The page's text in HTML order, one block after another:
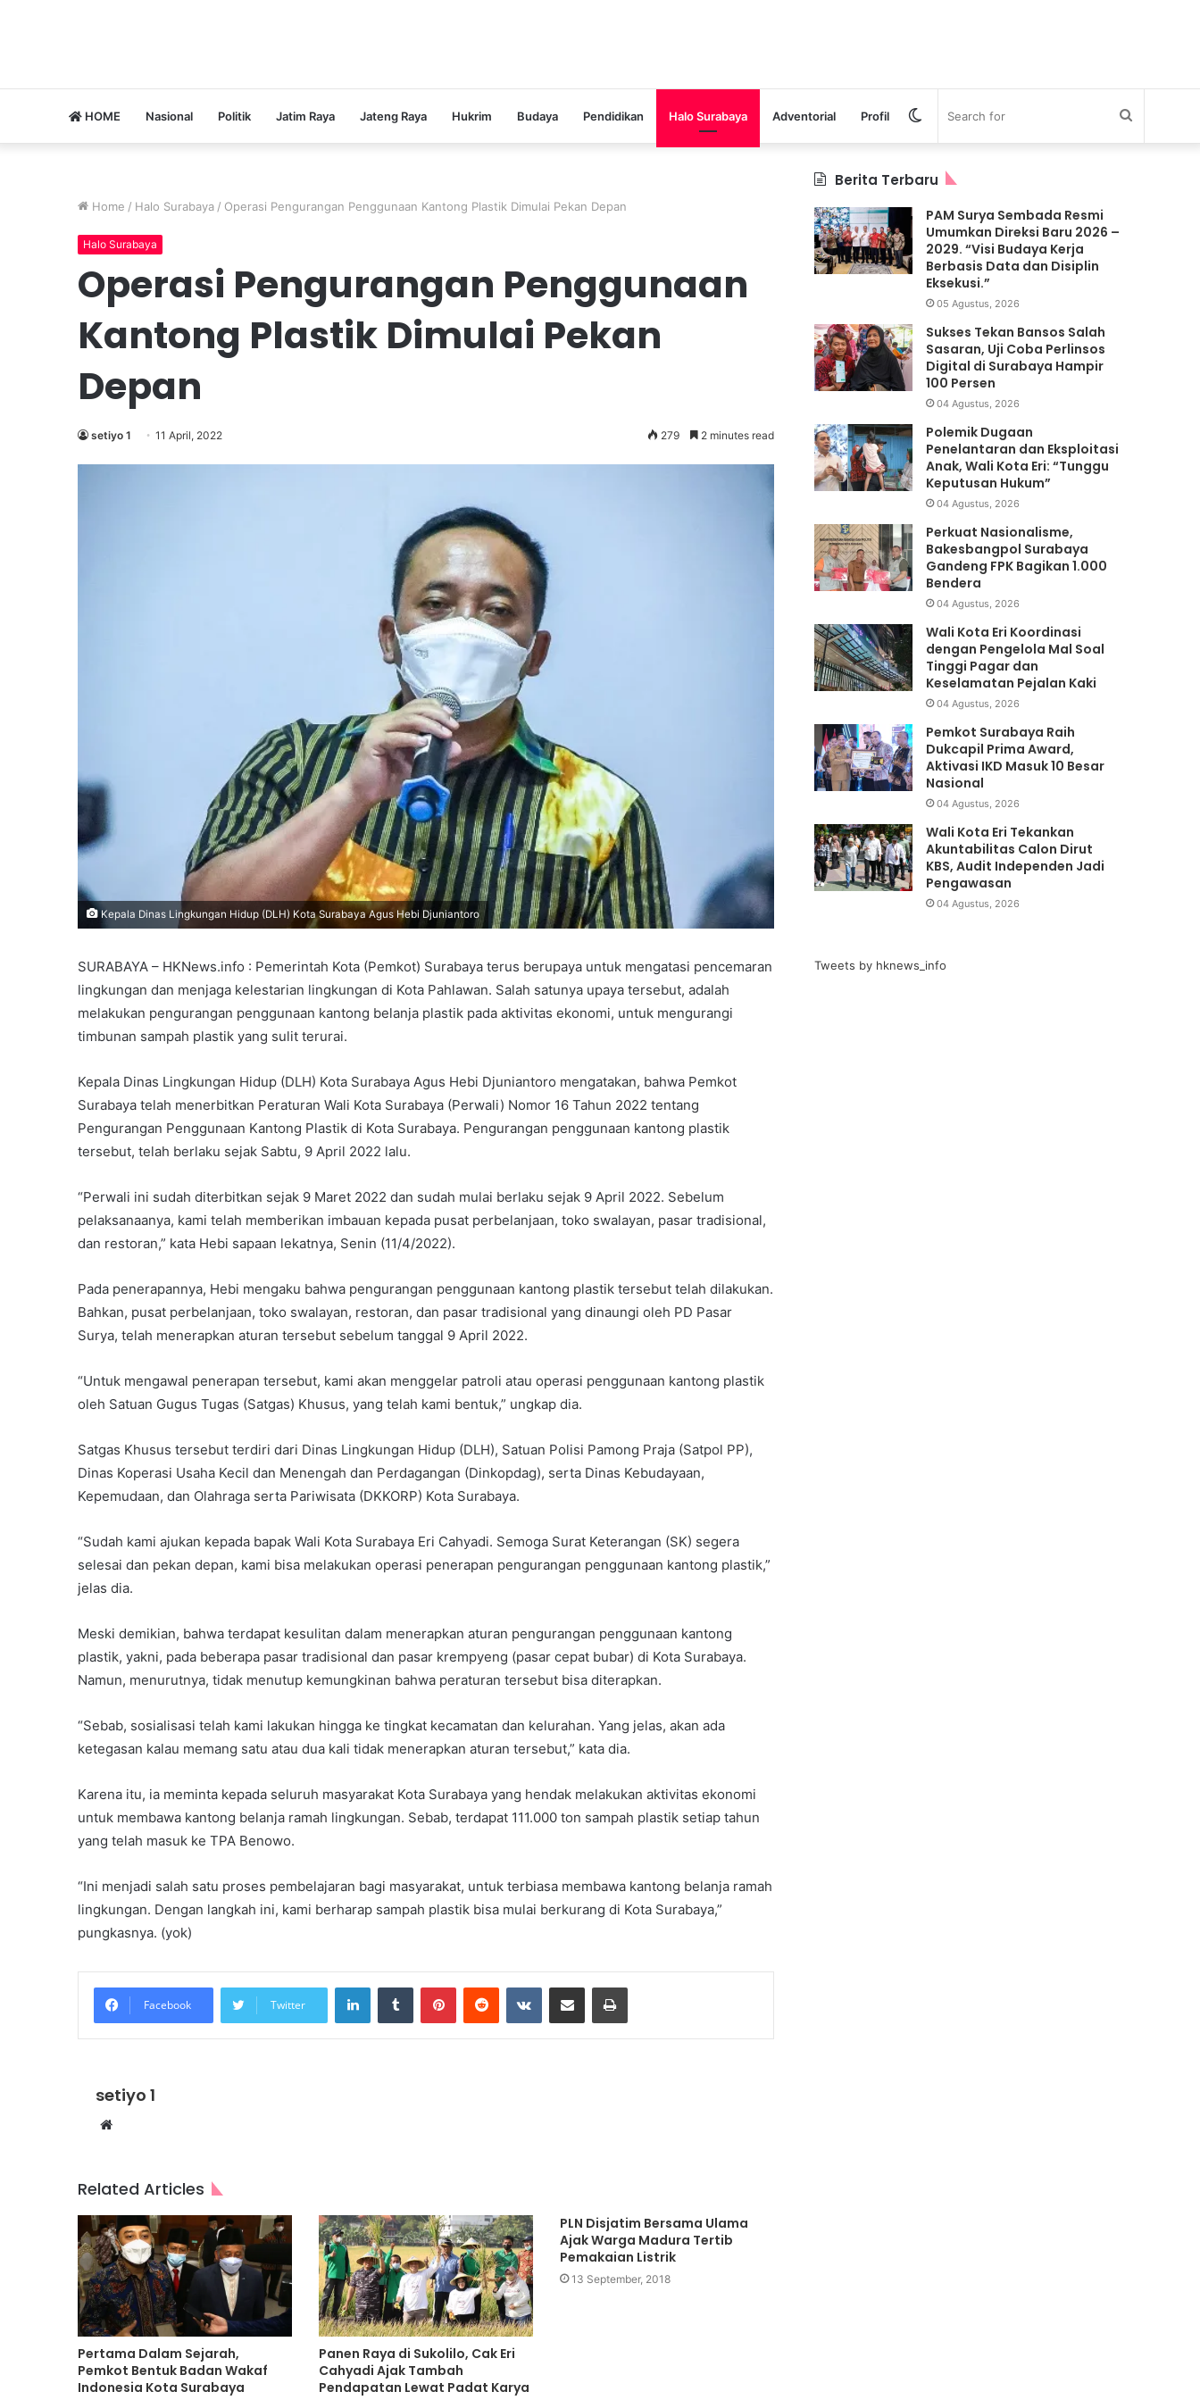
HOME Nasional Politik Jatim Raya Jateng Raya Hukrim Budaya Pendidikan Halo Surabaya Adventorial Profil Search
Switch
skin
Home / Halo Surabaya / Operasi Pengurangan Penggunaan Kantong Plastik Dimulai Pekan Depan
Halo Surabaya
Operasi Pengurangan Penggunaan
Kantong Plastik Dimulai Pekan
Depan
setiyo 1 11 April, 2022 279 2 minutes read
Kepala Dinas Lingkungan Hidup (DLH) Kota Surabaya Agus Hebi Djuniantoro
SURABAYA – HKNews.info : Pemerintah Kota (Pemkot) Surabaya terus berupaya untuk mengatasi pencemaran
lingkungan dan menjaga kelestarian lingkungan di Kota Pahlawan. Salah satunya upaya tersebut, adalah
melakukan pengurangan penggunaan kantong belanja plastik pada aktivitas ekonomi, untuk mengurangi
timbunan sampah plastik yang sulit terurai.
Kepala Dinas Lingkungan Hidup (DLH) Kota Surabaya Agus Hebi Djuniantoro mengatakan, bahwa Pemkot
Surabaya telah menerbitkan Peraturan Wali Kota Surabaya (Perwali) Nomor 16 Tahun 2022 tentang
Pengurangan Penggunaan Kantong Plastik di Kota Surabaya. Pengurangan penggunaan kantong plastik
tersebut, telah berlaku sejak Sabtu, 9 April 2022 lalu.
“Perwali ini sudah diterbitkan sejak 9 Maret 2022 dan sudah mulai berlaku sejak 9 April 2022. Sebelum
pelaksanaanya, kami telah memberikan imbauan kepada pusat perbelanjaan, toko swalayan, pasar tradisional,
dan restoran,” kata Hebi sapaan lekatnya, Senin (11/4/2022).
Pada penerapannya, Hebi mengaku bahwa pengurangan penggunaan kantong plastik tersebut telah dilakukan.
Bahkan, pusat perbelanjaan, toko swalayan, restoran, dan pasar tradisional yang dinaungi oleh PD Pasar
Surya, telah menerapkan aturan tersebut sebelum tanggal 9 April 2022.
“Untuk mengawal penerapan tersebut, kami akan menggelar patroli atau operasi penggunaan kantong plastik
oleh Satuan Gugus Tugas (Satgas) Khusus, yang telah kami bentuk,” ungkap dia.
Satgas Khusus tersebut terdiri dari Dinas Lingkungan Hidup (DLH), Satuan Polisi Pamong Praja (Satpol PP),
Dinas Koperasi Usaha Kecil dan Menengah dan Perdagangan (Dinkopdag), serta Dinas Kebudayaan,
Kepemudaan, dan Olahraga serta Pariwisata (DKKORP) Kota Surabaya.
“Sudah kami ajukan kepada bapak Wali Kota Surabaya Eri Cahyadi. Semoga Surat Keterangan (SK) segera
selesai dan pekan depan, kami bisa melakukan operasi penerapan pengurangan penggunaan kantong plastik,”
jelas dia.
Meski demikian, bahwa terdapat kesulitan dalam menerapkan aturan pengurangan penggunaan kantong
plastik, yakni, pada beberapa pasar tradisional dan pasar krempyeng (pasar cepat bubar) di Kota Surabaya.
Namun, menurutnya, tidak menutup kemungkinan bahwa peraturan tersebut bisa diterapkan.
“Sebab, sosialisasi telah kami lakukan hingga ke tingkat kecamatan dan kelurahan. Yang jelas, akan ada
ketegasan kalau memang satu atau dua kali tidak menerapkan aturan tersebut,” kata dia.
Karena itu, ia meminta kepada seluruh masyarakat Kota Surabaya yang hendak melakukan aktivitas ekonomi
untuk membawa kantong belanja ramah lingkungan. Sebab, terdapat 111.000 ton sampah plastik setiap tahun
yang telah masuk ke TPA Benowo.
“Ini menjadi salah satu proses pembelajaran bagi masyarakat, untuk terbiasa membawa kantong belanja ramah
lingkungan. Dengan langkah ini, kami berharap sampah plastik bisa mulai berkurang di Kota Surabaya,”
pungkasnya. (yok)
Facebook Twitter
LinkedInTumblr PinterestReddit VKontakteShare via Email Print
setiyo 1
Website
Related Articles
Pertama Dalam Sejarah,
Pemkot Bentuk Badan Wakaf
Indonesia Kota Surabaya
Panen Raya di Sukolilo, Cak Eri
Cahyadi Ajak Tambah
Pendapatan Lewat Padat Karya
PLN Disjatim Bersama Ulama
Ajak Warga Madura Tertib
Pemakaian Listrik
13 September, 2018
Berita Terbaru
PAM Surya Sembada Resmi
Umumkan Direksi Baru 2026 –
2029. “Visi Budaya Kerja
Berbasis Data dan Disiplin
Eksekusi.”
05 Agustus, 2026
Sukses Tekan Bansos Salah
Sasaran, Uji Coba Perlinsos
Digital di Surabaya Hampir
100 Persen
04 Agustus, 2026
Polemik Dugaan
Penelantaran dan Eksploitasi
Anak, Wali Kota Eri: “Tunggu
Keputusan Hukum”
04 Agustus, 2026
Perkuat Nasionalisme,
Bakesbangpol Surabaya
Gandeng FPK Bagikan 1.000
Bendera
04 Agustus, 2026
Wali Kota Eri Koordinasi
dengan Pengelola Mal Soal
Tinggi Pagar dan
Keselamatan Pejalan Kaki
04 Agustus, 2026
Pemkot Surabaya Raih
Dukcapil Prima Award,
Aktivasi IKD Masuk 10 Besar
Nasional
04 Agustus, 2026
Wali Kota Eri Tekankan
Akuntabilitas Calon Dirut
KBS, Audit Independen Jadi
Pengawasan
04 Agustus, 2026
Tweets by hknews_info